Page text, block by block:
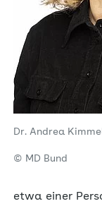
Dr. Andrea
© MD Bund
etwa einer